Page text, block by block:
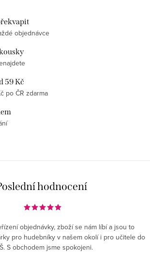
objednávce
59 Kč
po ČR zdarma
hodnocení
objednávky, zboží se nám líbí a jsou to
pro hudebníky v našem okolí i pro učitele do
S obchodem jsme spokojeni.